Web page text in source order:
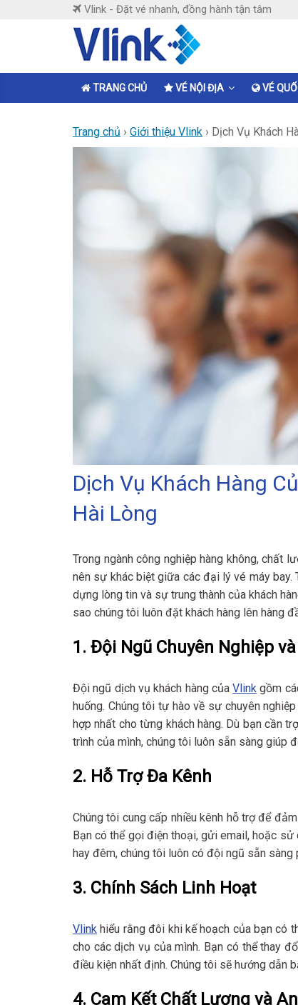
Vlink - Đặt vé nhanh, đồng hành tận tâm
Vlink
Đặt
vé
đồng
hành
tận
tâm
TRANG CHỦ VÉ NỘI ĐỊA VÉ
Trang chủ › Giới thiệu Vlink › Dịch Vụ Khách
Dịch Vụ Khách Hàng
Hài Lòng
Trong ngành công nghiệp hàng không, chất
nên sự khác biệt giữa các đại lý vé máy bay.
dựng lòng tin và sự trung thành của khách
sao chúng tôi luôn đặt khách hàng lên hàng
1. Đội Ngũ Chuyên Nghiệp
Đội ngũ dịch vụ khách hàng củaVlink gồm
huống. Chúng tôi tự hào về sự chuyên
hợp nhất cho từng khách hàng. Dù bạn cần
trình của mình, chúng tôi luôn sẵn sàng giúp
2. Hỗ Trợ Đa Kênh
Chúng tôi cung cấp nhiều kênh hỗ trợ để
Bạn có thể gọi điện thoại, gửi email, hoặc
hay đêm, chúng tôi luôn có đội ngũ sẵn sàng
3. Chính Sách Linh Hoạt
Vlink hiểu rằng đôi khi kế hoạch của bạn có
cho các dịch vụ của mình. Bạn có thể thay
điều kiện nhất định. Chúng tôi sẽ hướng dẫn
4. Cam Kết Chất Lượng và